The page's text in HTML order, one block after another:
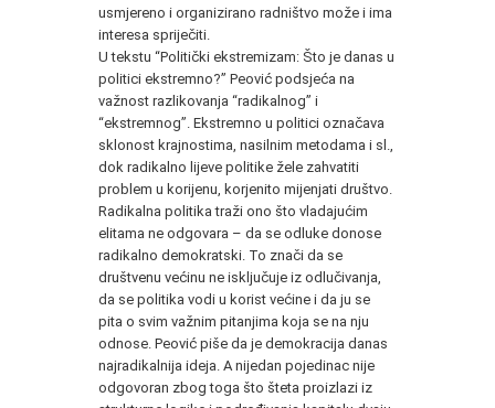
usmjereno i organizirano radništvo može i ima
interesa spriječiti.
U tekstu “Politički ekstremizam: Što je danas u
politici ekstremno?” Peović podsjeća na
važnost razlikovanja “radikalnog” i
“ekstremnog”. Ekstremno u politici označava
sklonost krajnostima, nasilnim metodama i sl.,
dok radikalno lijeve politike žele zahvatiti
problem u korijenu, korjenito mijenjati društvo.
Radikalna politika traži ono što vladajućim
elitama ne odgovara – da se odluke donose
radikalno demokratski. To znači da se
društvenu većinu ne isključuje iz odlučivanja,
da se politika vodi u korist većine i da ju se
pita o svim važnim pitanjima koja se na nju
odnose. Peović piše da je demokracija danas
najradikalnija ideja. A nijedan pojedinac nije
odgovoran zbog toga što šteta proizlazi iz